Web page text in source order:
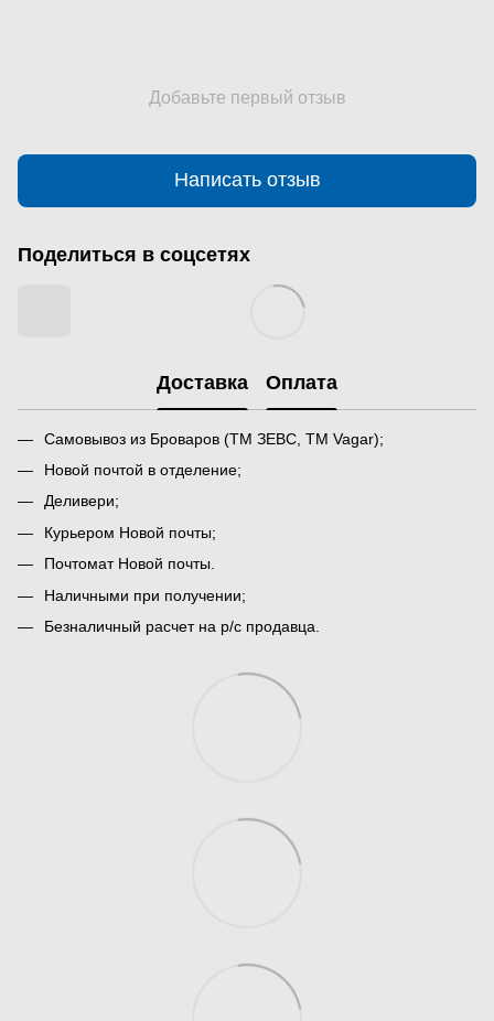
Добавьте первый отзыв
Написать отзыв
Поделиться в соцсетях
Доставка Оплата
Самовывоз из Броваров (ТМ ЗЕВС, ТМ Vagar);
Новой почтой в отделение;
Деливери;
Курьером Новой почты;
Почтомат Новой почты.
Наличными при получении;
Безналичный расчет на р/с продавца.